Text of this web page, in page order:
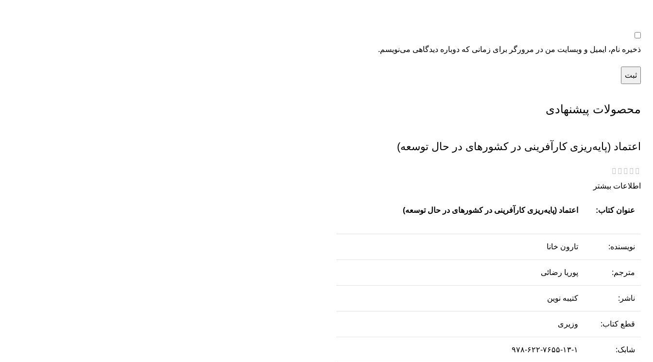
ذخیره نام، ایمیل و وبسایت من در مرورگر برای زمانی که دوباره دیدگاهی می‌نویسم.
محصولات پیشنهادی
اعتماد (پایه‌ریزی کارآفرینی در کشورهای در حال توسعه)
اطلاعات بیشتر
عنوان کتاب: اعتماد (پایه‌ریزی کارآفرینی در کشورهای در حال توسعه)
نویسنده: تارون خانا
مترجم: پوریا رضائی
ناشر: کتیبه نوین
قطع کتاب: وزیری
شابک: ۹۷۸-۶۲۲-۷۶۵۵-۱۳-۱